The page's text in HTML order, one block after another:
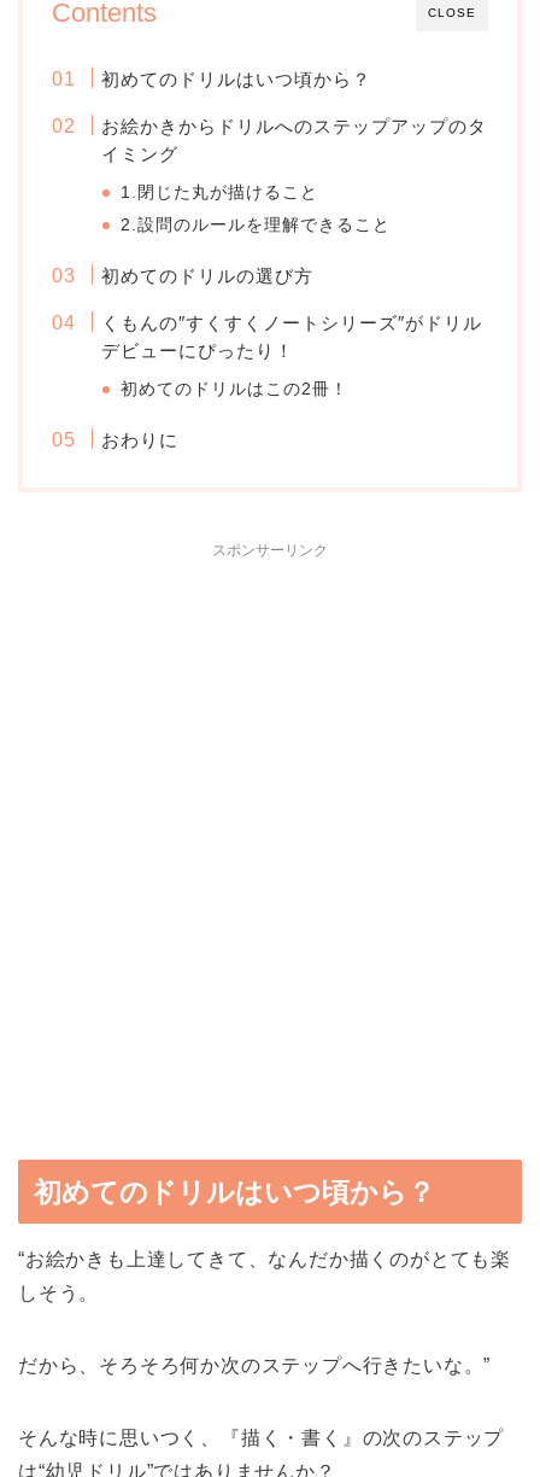
CLOSE
Contents
初めてのドリルはいつ頃から？
お絵かきからドリルへのステップアップのタ
イミング
1.閉じた丸が描けること
2.設問のルールを理解できること
初めてのドリルの選び方
くもんの″すくすくノートシリーズ″がドリル
デビューにぴったり！
初めてのドリルはこの2冊！
おわりに
スポンサーリンク
初めてのドリルはいつ頃から？
“お絵かきも上達してきて、なんだか描くのがとても楽
しそう。
だから、そろそろ何か次のステップへ行きたいな。”
そんな時に思いつく、『描く・書く』の次のステップ
は“幼児ドリル”ではありませんか？